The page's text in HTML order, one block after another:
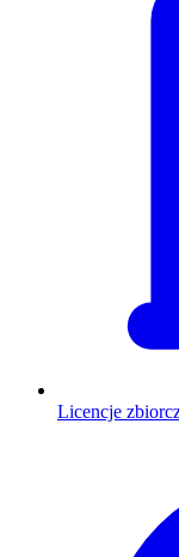
Licencje